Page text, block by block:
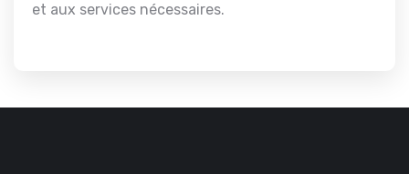
et aux services nécessaires.